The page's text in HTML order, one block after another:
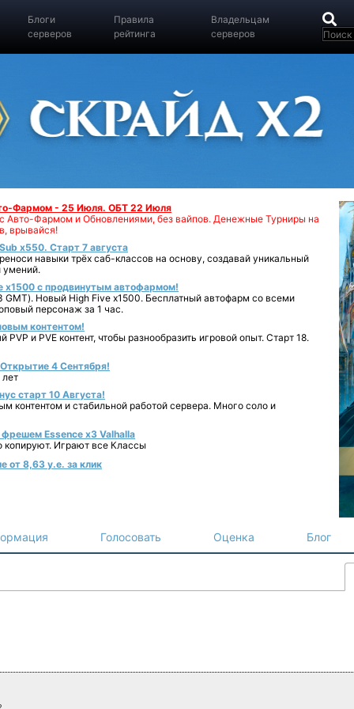
Блоги
серверов
Правила
рейтинга
Владельцам
серверов
Фармом - 25 Июля. ОБТ 22 Июля
Авто-Фармом и Обновлениями, без вайпов. Денежные Турниры на
врывайся!
x550. Старт 7 августа
навыки трёх саб-классов на основу, создавай уникальный
умений.
x1500 с продвинутым автофармом!
Новый High Five x1500. Бесплатный автофарм со всеми
персонаж за 1 час.
контентом!
и PVE контент, чтобы разнообразить игровой опыт. Старт 18.
4 Сентября!
старт 10 Августа!
контентом и стабильной работой сервера. Много соло и
Essence x3 Valhalla
копируют. Играют все Классы
от 8,63 у.е. за клик
Голосовать Оценка Блог